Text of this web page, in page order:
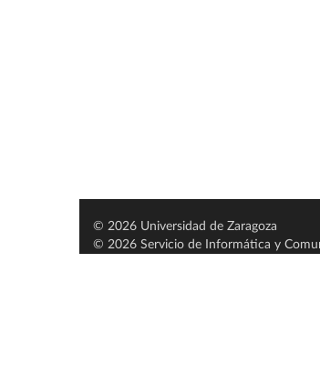
© 2026 Universidad de Zaragoza
© 2026 Servicio de Informática y